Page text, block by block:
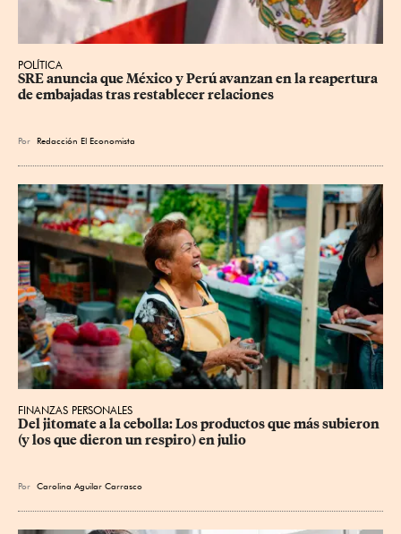
POLÍTICA
SRE anuncia que México y Perú avanzan en la reapertura
de embajadas tras restablecer relaciones
Por Redacción El Economista
FINANZAS PERSONALES
Del jitomate a la cebolla: Los productos que más subieron
(y los que dieron un respiro) en julio
Por Carolina Aguilar Carrasco